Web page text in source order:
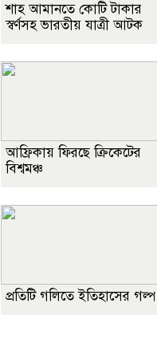
শাহ আমানতে কোটি টাকার
স্বর্ণসহ ভারতীয় যাত্রী আটক
আফ্রিকায় ফিরছে ক্রিকেটের
বিশ্বমঞ্চ
প্রতিটি গলিতে ইতিহাসের গল্প